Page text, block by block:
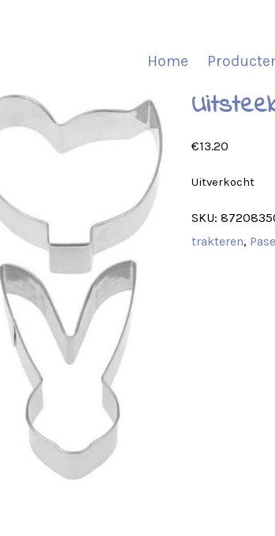
Home
€13.20
Uitverkocht
SKU:
trakteren,